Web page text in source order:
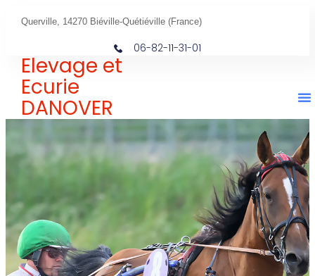
Querville, 14270 Biéville-Quétiéville (France)
06-82-11-31-01
Elevage et
Ecurie
DANOVER